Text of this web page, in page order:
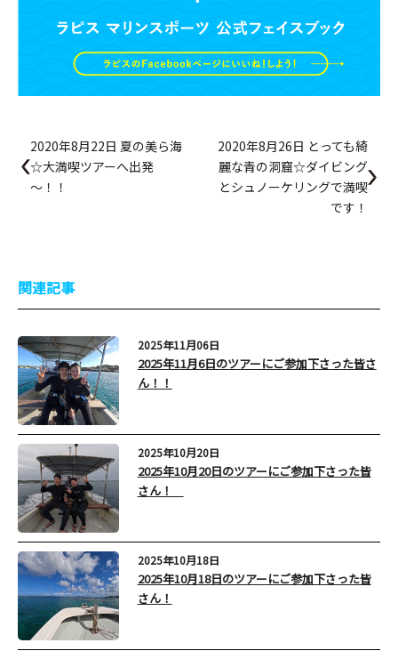
2020年8月22日 夏の美ら海
☆大満喫ツアーへ出発
～！！
2020年8月26日 とっても綺
麗な青の洞窟☆ダイビング
とシュノーケリングで満喫
です！
関連記事
2025年11月06日
2025年11月6日のツアーにご参加下さった皆さ
ん！！
2025年10月20日
2025年10月20日のツアーにご参加下さった皆
さん！
2025年10月18日
2025年10月18日のツアーにご参加下さった皆
さん！